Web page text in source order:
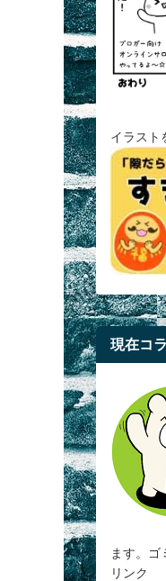
イラスト
現在コ
ます。ゴ
リンク